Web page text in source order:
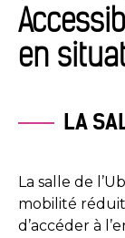
en
LA
La salle de
mobilité
d’accéder à